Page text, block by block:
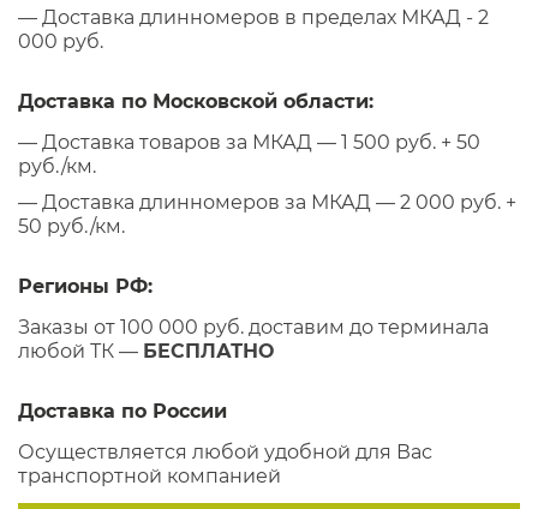
— Доставка длинномеров в пределах МКАД - 2
000 руб.
Доставка по Московской области:
— Доставка товаров за МКАД — 1 500 руб. + 50
руб./км.
— Доставка длинномеров за МКАД — 2 000 руб. +
50 руб./км.
Регионы РФ:
Заказы от 100 000 руб. доставим до терминала
любой ТК — БЕСПЛАТНО
Доставка по России
Осуществляется любой удобной для Вас
транспортной компанией